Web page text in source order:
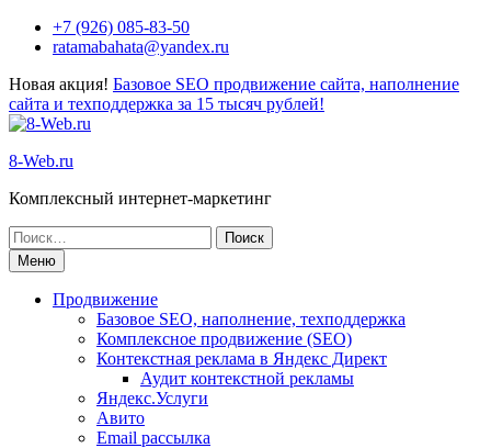
Перейти+7 (926) 085-83-50
ratamabahata@yandex.ru
Новая акция! Базовое SEO продвижение сайта, наполнение
сайта и техподдержка за 15 тысяч рублей!
8-Web.ru
Комплексный интернет-маркетинг
Поиск
по:Меню
Продвижение
Базовое SEO, наполнение, техподдержка
Комплексное продвижение (SEO)
Контекстная реклама в Яндекс Директ
Аудит контекстной рекламы
Яндекс.Услуги
Авито
Email рассылка